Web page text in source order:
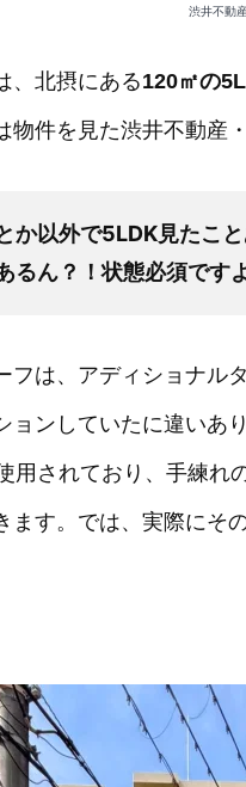
渋井不動
、北摂にある120㎡の
物件を見た渋井不動産
か以外で5LDK見たこ
るん？！状態必須ですよ
フは、アディショナル
ョンしていたに違いあ
用されており、手練れ
ます。では、実際にそ